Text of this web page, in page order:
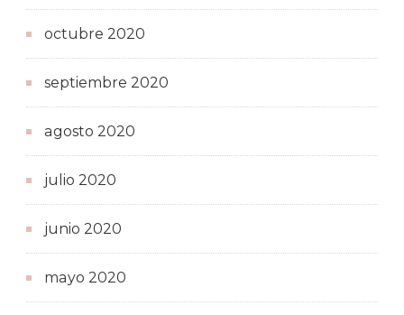
octubre 2020
septiembre 2020
agosto 2020
julio 2020
junio 2020
mayo 2020